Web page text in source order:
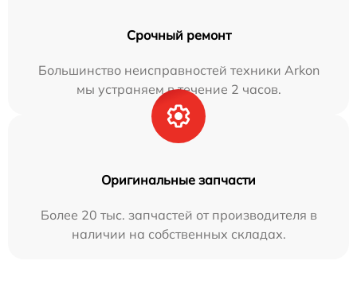
Срочный ремонт
Большинство неисправностей техники Arkon
мы устраняем в течение 2 часов.
Оригинальные запчасти
Более 20 тыс. запчастей от производителя в
наличии на собственных складах.